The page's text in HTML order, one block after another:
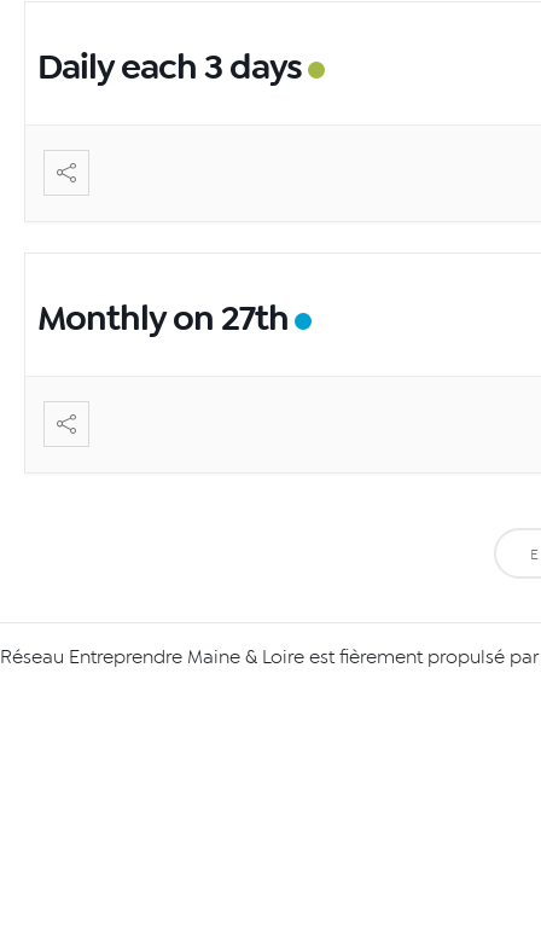
Daily each 3 days
Monthly on 27th
Réseau Entreprendre Maine & Loire est fièrement propulsé